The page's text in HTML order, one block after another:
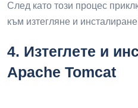
След като този процес
към изтегляне и
4. Изтеглете и
Apache Tomcat